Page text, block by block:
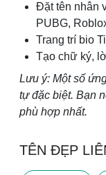
Đặt tên nhân
PUBG,
Trang trí bio
Tạo chữ ký,
Lưu ý: Một số
tự đặc biệt. Bạn
phù hợp nhất.
TÊN ĐẸP